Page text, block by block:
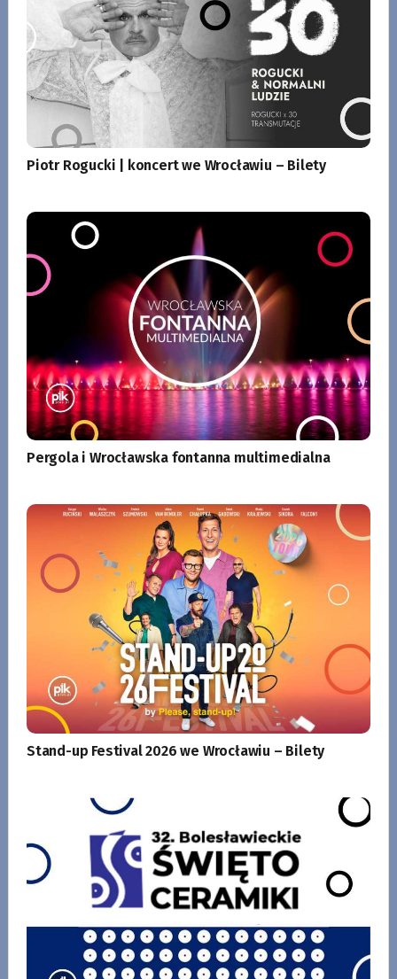
Piotr Rogucki | koncert we Wrocławiu – Bilety
Pergola i Wrocławska fontanna multimedialna
Stand-up Festival 2026 we Wrocławiu – Bilety